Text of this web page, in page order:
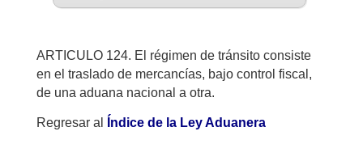
ARTICULO 124. El régimen de tránsito consiste
en el traslado de mercancías, bajo control fiscal,
de una aduana nacional a otra.
Regresar al Índice de la Ley Aduanera